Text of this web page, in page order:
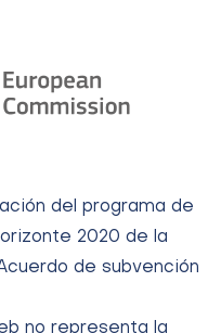
del programa de
2020 de la
de subvención
no representa la